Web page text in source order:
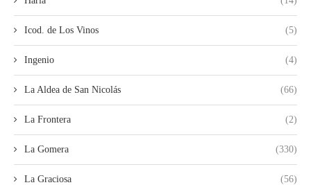
Icod. de Los Vinos (5)
Ingenio (4)
La Aldea de San Nicolás (66)
La Frontera (2)
La Gomera (330)
La Graciosa (56)